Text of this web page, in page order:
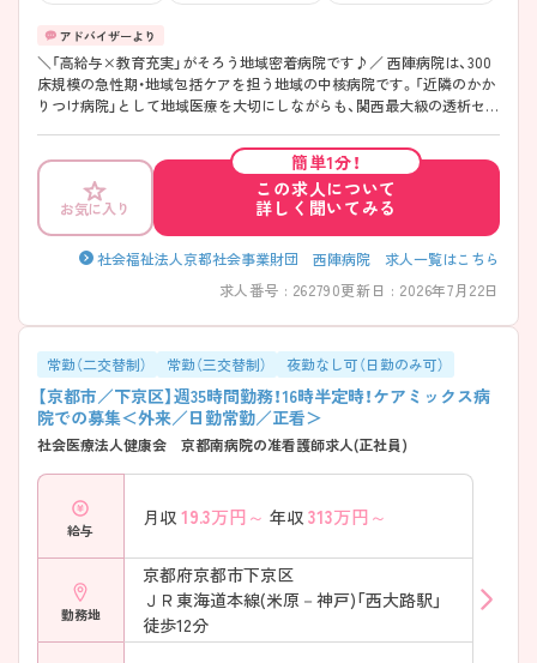
＼「高給与×教育充実」がそろう地域密着病院です♪／ 西陣病院は、300
床規模の急性期・地域包括ケアを担う地域の中核病院です。「近隣のかか
りつけ病院」として地域医療を大切にしながらも、関西最大級の透析セン
ます。 特に魅力なのは、京都市内でもトップクラスの給与水準と教育体
制の充実度。プリセプター制度に加え、専任の教育担当科長が配置され
ており、一人ひとりの成長を丁寧にサポートしてくれる環境です。 また、
年間休日118日で長期休暇も取得しやすく、寮や託児所も完備。福利厚生
も充実しているため、若手の方から子育て世代の方、遠方から転居を考え
ている方まで長く安心して働きやすい職場です。
――――――――――――――― ■ 京都屈指の高待遇が魅力！
――――――――――――――― 給与・賞与ともに高水準の好条件求人
です♪ ・病棟年収455万円～591万円 ・経験3年モデル年収489万円 ・賞与実
も充実 → 安定した収入を確保しながら長期的なキャリア形成が可能で
す！ ――――――――――――――― ■ 未経験分野にも挑戦しやすい
教育環境♪ ――――――――――――――― 看護師として成長したい
方にピッタリの環境です！ ・プリセプター制度あり ・専任の教育担当科長
を配置 ・外部研修への参加も積極支援 ・経験1年以上から応募可能 → 「し
っかり教えてもらえる環境」で安心してスキルアップできます♪
です♪ ――――――――――――――― 無理なく長く働ける環境づく
りを大切にしています。 ・年間休日118日 ・夏季休暇3日、年末年始休暇4
日 ・1週間程度の長期休暇取得も可能 ・有給最大48日保有可能 ・産育休取
得実績あり → 仕事とプライベートのメリハリをつけながら勤務できま
す！ ――――――――――――――― ■ 遠方の方・子育て世代も安心♪
――――――――――――――― 福利厚生の手厚さも魅力の一つです！
・寮完備（月5,000円～30,000円） ・託児所利用可能 ・医療費減免制度あり
お気に入り
簡単1分！
この求人について
詳しく聞いてみる
社会福祉法人京都社会事業財団 西陣病院 求人一覧はこちら
求人番号 : 262790更新日 : 2026年7月22日
常勤（二交替制） 常勤（三交替制） 夜勤なし可（日勤のみ可）
【京都市／下京区】週35時間勤務！16時半定時！ケアミックス病
院での募集＜外来／日勤常勤／正看＞
社会医療法人健康会 京都南病院の准看護師求人(正社員)
給与
月収 19.3万円～ 年収 313万円～
勤務地
京都府京都市下京区
ＪＲ東海道本線(米原－神戸)「西大路駅」
徒歩12分